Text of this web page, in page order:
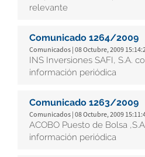
relevante
Comunicado 1264/2009
Comunicados | 08 Octubre, 2009
INS Inversiones SAFI, S.A.
información periódica
Comunicado 1263/2009
Comunicados | 08 Octubre, 2009
ACOBO Puesto de Bolsa
información periódica